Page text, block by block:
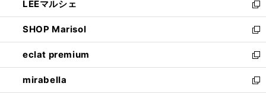
く
で
開
く
ド
ウ
で
開
く
ィ
ン
ド
ウ
で
開
く
い
ウ
ィ
ン
ド
ウ
で
LEEマルシェ
新
し
い
ウ
ィ
ン
ド
SHOP Marisol
新
し
い
ウ
ィ
eclat premium
新
し
い
mirabella
新